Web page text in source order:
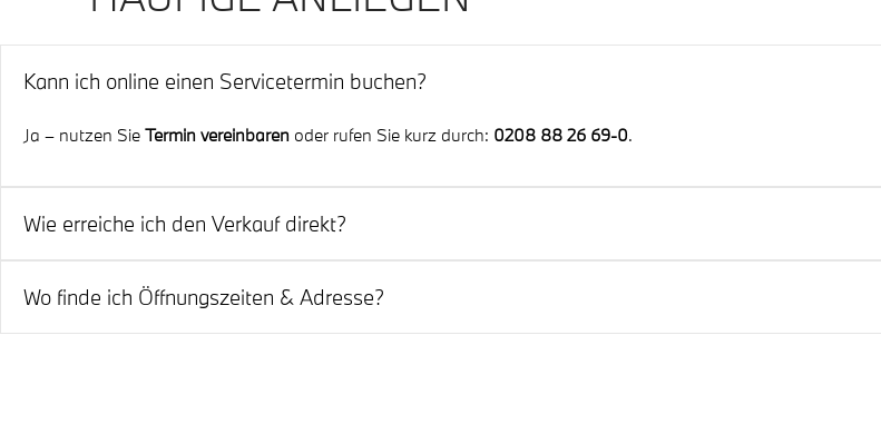
Kann ich online einen Servicetermin buchen?
Ja – nutzen Sie Termin vereinbaren oder rufen Sie kurz durch: 0208 88 26 69-0.
Wie erreiche ich den Verkauf direkt?
Wo finde ich Öffnungszeiten & Adresse?